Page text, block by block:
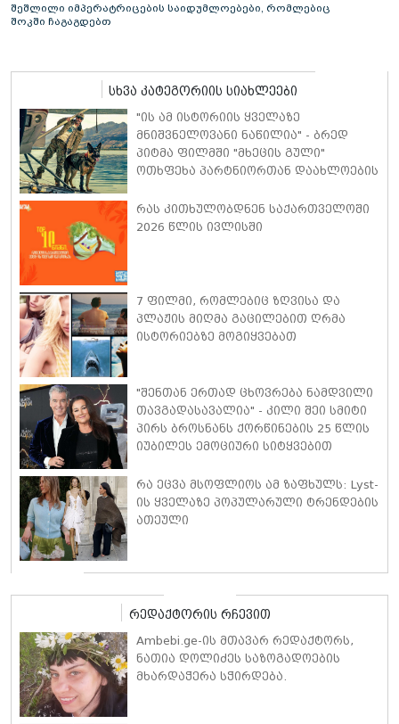
შეშლილი იმპერატრიცების საიდუმლოებები, რომლებიც
შოკში ჩაგაგდებთ
სხვა კატეგორიის სიახლეები
"ის ამ ისტორიის ყველაზე
მნიშვნელოვანი ნაწილია" - ბრედ
პიტმა ფილმში "მხეცის გული"
ოთხფეხა პარტნიორთან დაახლოების
ისაუბრა
რას კითხულობდნენ საქართველოში
2026 წლის ივლისში
7 ფილმი, რომლებიც ზღვისა და
პლაჟის მიღმა გაცილებით ღრმა
ისტორიებზე მოგიყვებათ
"შენთან ერთად ცხოვრება ნამდვილი
თავგადასავალია" - კილი შეი სმიტი
პირს ბროსნანს ქორწინების 25 წლის
იუბილეს ემოციური სიტყვებით
რა ეცვა მსოფლიოს ამ ზაფხულს: Lyst-
ის ყველაზე პოპულარული ტრენდების
ათეული
რედაქტორის რჩევით
Ambebi.ge-ის მთავარ რედაქტორს,
ნათია დოლიძეს საზოგადოების
მხარდაჭერა სჭირდება.